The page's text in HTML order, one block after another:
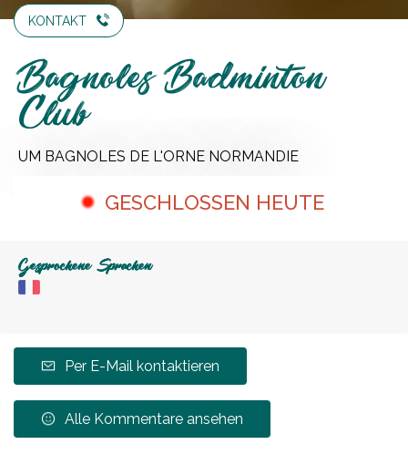
KONTAKT
Bagnoles Badminton
Club
UM BAGNOLES DE L'ORNE NORMANDIE
GESCHLOSSEN HEUTE
Gesprochene Sprachen
Per E-Mail kontaktieren
Alle Kommentare ansehen